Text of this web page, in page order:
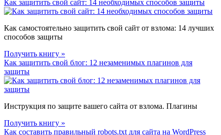
Как защитить свой сайт: 14 необходимых способов защиты
Как самостоятельно защитить свой сайт от взлома: 14 лучших
способов защиты
Получить книгу »
Как защитить свой блог: 12 незаменимых плагинов для
защиты
Инструкция по защите вашего сайта от взлома. Плагины
Получить книгу »
Как составить правильный robots.txt для сайта на WordPress